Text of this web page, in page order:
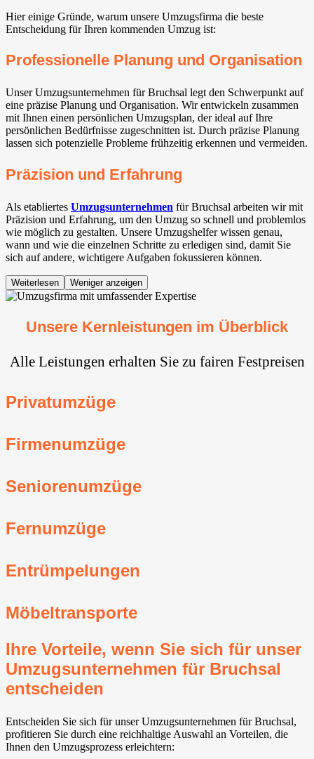
Hier einige Gründe, warum unsere Umzugsfirma die beste
Entscheidung für Ihren kommenden Umzug ist:
Professionelle Planung und Organisation
Unser Umzugsunternehmen für Bruchsal legt den Schwerpunkt auf
eine präzise Planung und Organisation. Wir entwickeln zusammen
mit Ihnen einen persönlichen Umzugsplan, der ideal auf Ihre
persönlichen Bedürfnisse zugeschnitten ist. Durch präzise Planung
lassen sich potenzielle Probleme frühzeitig erkennen und vermeiden.
Präzision und Erfahrung
Als etabliertes Umzugsunternehmen für Bruchsal arbeiten wir mit
Präzision und Erfahrung, um den Umzug so schnell und problemlos
wie möglich zu gestalten. Unsere Umzugshelfer wissen genau,
wann und wie die einzelnen Schritte zu erledigen sind, damit Sie
sich auf andere, wichtigere Aufgaben fokussieren können.
Weiterlesen Weniger anzeigen
Unsere Kernleistungen im Überblick
Alle Leistungen erhalten Sie zu fairen Festpreisen
Privatumzüge
Firmenumzüge
Seniorenumzüge
Fernumzüge
Entrümpelungen
Möbeltransporte
Ihre Vorteile, wenn Sie sich für unser
Umzugsunternehmen für Bruchsal
entscheiden
Entscheiden Sie sich für unser Umzugsunternehmen für Bruchsal,
profitieren Sie durch eine reichhaltige Auswahl an Vorteilen, die
Ihnen den Umzugsprozess erleichtern: